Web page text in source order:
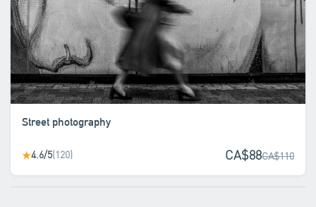
Street photography
★4.6/5(120) CA$88CA$110